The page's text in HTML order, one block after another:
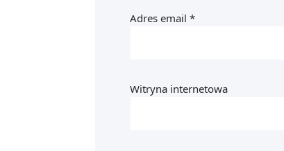
Adres email *
Witryna internetowa